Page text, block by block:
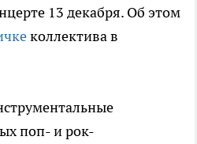
13 декабря. Об этом
коллектива в
поп- и рок-